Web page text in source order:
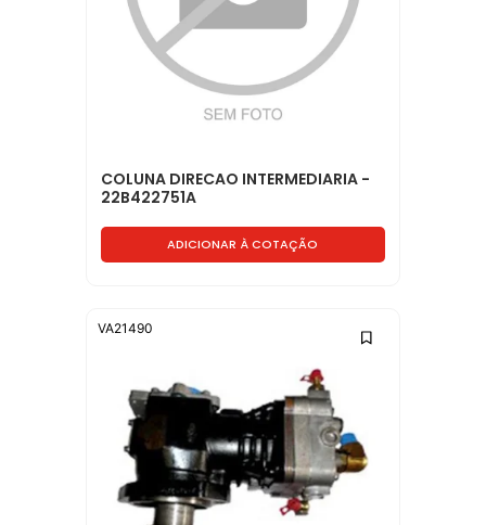
COLUNA DIRECAO INTERMEDIARIA -
22B422751A
ADICIONAR À COTAÇÃO
VA21490